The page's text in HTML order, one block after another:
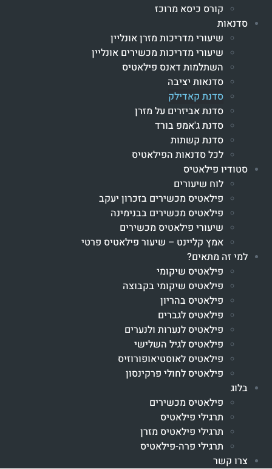
קורס כיסא מרוכז
סדנאות
שיעורי מדריכות מזרן אונליין
שיעורי מדריכות מכשירים אונליין
השתלמות דאנס פילאטיס
סדנאות יציבה
סדנת קאדילק
סדנת אביזרים על מזרן
סדנת ג'אמפ בורד
סדנת קשתות
לכל סדנאות הפילאטיס
סטודיו פילאטיס
לוח שיעורים
פילאטיס מכשירים בזכרון יעקב
פילאטיס מכשירים בבנימינה
שיעורי פילאטיס מכשירים
אמץ קליינט – שיעור פילאטיס פרטי
למי זה מתאים?
פילאטיס שיקומי
פילאטיס שיקומי בקבוצה
פילאטיס בהריון
פילאטיס לגברים
פילאטיס לנערות ולנערים
פילאטיס לגיל השלישי
פילאטיס לאוסטיאופורוזיס
פילאטיס לחולי פרקינסון
בלוג
פילאטיס מכשירים
תרגילי פילאטיס
תרגילי פילאטיס מזרן
תרגילי פרה-פילאטיס
צרו קשר